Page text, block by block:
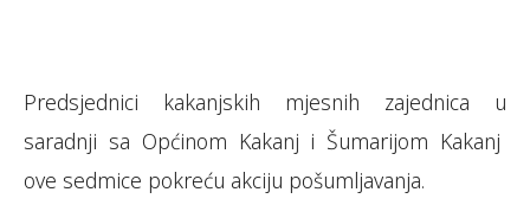
Predsjednici kakanjskih mjesnih zajednica u
saradnji sa Općinom Kakanj i Šumarijom Kakanj
ove sedmice pokreću akciju pošumljavanja.